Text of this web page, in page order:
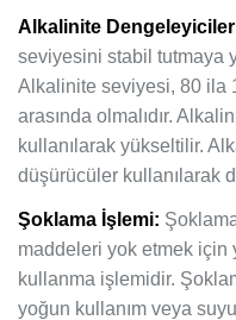
Alkalinite
seviyesini stabil tutmaya
Alkalinite seviyesi, 80 ila
arasında olmalıdır.
kullanılarak yükseltilir.
düşürücüler kullanılarak
Şoklama İşlemi:
maddeleri yok etmek
kullanma işlemidir.
yoğun kullanım veya